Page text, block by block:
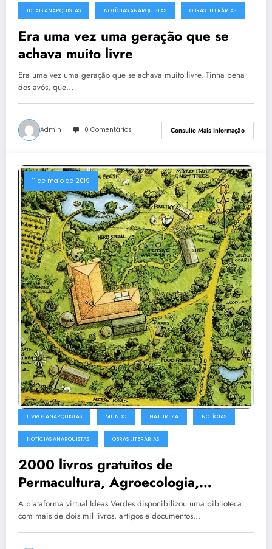
IDEAIS ANARQUISTAS NOTÍCIAS ANARQUISTAS OBRAS LITERÁRIAS
Era uma vez uma geração que se
achava muito livre
Era uma vez uma geração que se achava muito livre. Tinha pena
dos avós, que…
Admin 0 Comentários Consulte Mais Informação
11 de maio de 2019
LIVROS ANARQUISTAS MUNDO NATUREZA NOTÍCIAS
NOTÍCIAS ANARQUISTAS OBRAS LITERÁRIAS
2000 livros gratuitos de
Permacultura, Agroecologia,
sustentabilidade e Bioconstrução
A plataforma virtual Ideas Verdes disponibilizou uma biblioteca
com mais de dois mil livros, artigos e documentos…